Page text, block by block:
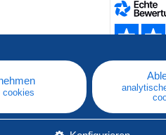
cookies